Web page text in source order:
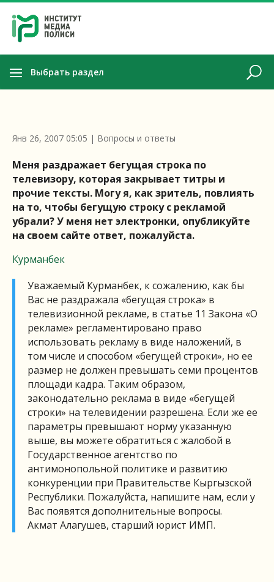
Выбрать раздел
Янв 26, 2007 05:05 | Вопросы и ответы
Меня раздражает бегущая строка по
телевизору, которая закрывает титры и
прочие тексты. Могу я, как зритель, повлиять
на то, чтобы бегущую строку с рекламой
убрали? У меня нет электронки, опубликуйте
на своем сайте ответ, пожалуйста.
Курманбек
Уважаемый Курманбек, к сожалению, как бы
Вас не раздражала «бегущая строка» в
телевизионной рекламе, в статье 11 Закона «О
рекламе» регламентировано право
использовать рекламу в виде наложений, в
том числе и способом «бегущей строки», но ее
размер не должен превышать семи процентов
площади кадра. Таким образом,
законодательно реклама в виде «бегущей
строки» на телевидении разрешена. Если же ее
параметры превышают норму указанную
выше, вы можете обратиться с жалобой в
Государственное агентство по
антимонопольной политике и развитию
конкуренции при Правительстве Кыргызской
Республики. Пожалуйста, напишите нам, если у
Вас появятся дополнительные вопросы.
Акмат Алагушев, старший юрист ИМП.